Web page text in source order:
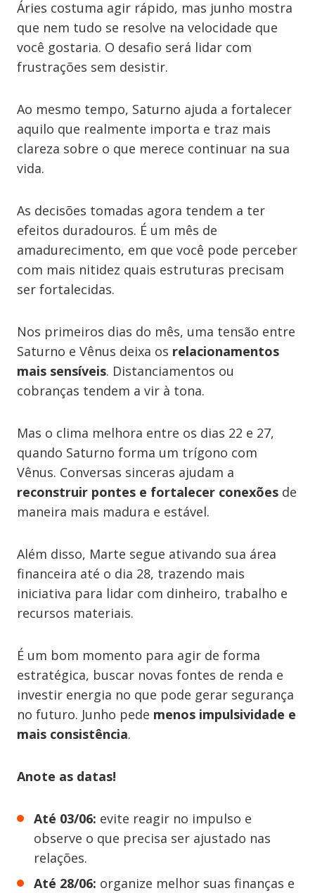
Áries costuma agir rápido, mas junho mostra
que nem tudo se resolve na velocidade que
você gostaria. O desafio será lidar com
frustrações sem desistir.
Ao mesmo tempo, Saturno ajuda a fortalecer
aquilo que realmente importa e traz mais
clareza sobre o que merece continuar na sua
vida.
As decisões tomadas agora tendem a ter
efeitos duradouros. É um mês de
amadurecimento, em que você pode perceber
com mais nitidez quais estruturas precisam
ser fortalecidas.
Nos primeiros dias do mês, uma tensão entre
Saturno e Vênus deixa os relacionamentos
mais sensíveis. Distanciamentos ou
cobranças tendem a vir à tona.
Mas o clima melhora entre os dias 22 e 27,
quando Saturno forma um trígono com
Vênus. Conversas sinceras ajudam a
reconstruir pontes e fortalecer conexões de
maneira mais madura e estável.
Além disso, Marte segue ativando sua área
financeira até o dia 28, trazendo mais
iniciativa para lidar com dinheiro, trabalho e
recursos materiais.
É um bom momento para agir de forma
estratégica, buscar novas fontes de renda e
investir energia no que pode gerar segurança
no futuro. Junho pede menos impulsividade e
mais consistência.
Anote as datas!
Até 03/06: evite reagir no impulso e
observe o que precisa ser ajustado nas
relações.
Até 28/06: organize melhor suas finanças e